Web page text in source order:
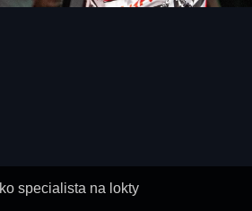
specialista na lokty